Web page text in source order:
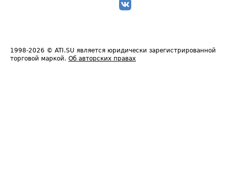
1998-2026 © ATI.SU является юридически зарегистрированной
торговой маркой. Об авторских правах